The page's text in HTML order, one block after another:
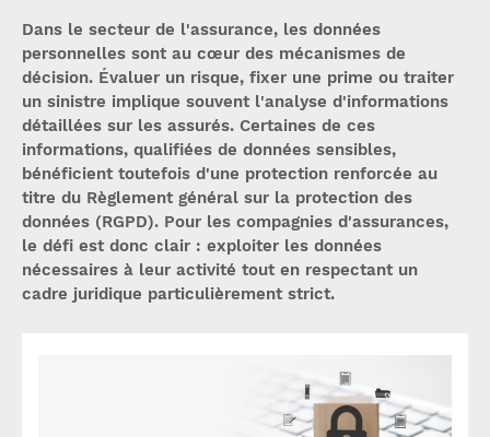
Dans le secteur de l'assurance, les données
personnelles sont au cœur des mécanismes de
décision. Évaluer un risque, fixer une prime ou traiter
un sinistre implique souvent l'analyse d'informations
détaillées sur les assurés. Certaines de ces
informations, qualifiées de données sensibles,
bénéficient toutefois d'une protection renforcée au
titre du Règlement général sur la protection des
données (RGPD). Pour les compagnies d'assurances,
le défi est donc clair : exploiter les données
nécessaires à leur activité tout en respectant un
cadre juridique particulièrement strict.